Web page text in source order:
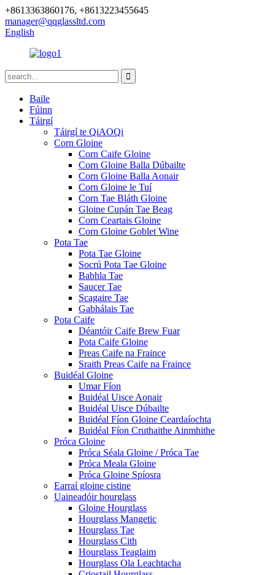
+8613363860176, +8613223455645
manager@qqglassltd.com
English
Baile
Fúinn
Táirgí
Táirgí te QiAOQi
Corn Gloine
Corn Caife Gloine
Corn Gloine Balla Dúbailte
Corn Gloine Balla Aonair
Corn Gloine le Tuí
Corn Tae Bláth Gloine
Gloine Cupán Tae Beag
Corn Ceartais Gloine
Corn Gloine Goblet Wine
Pota Tae
Pota Tae Gloine
Socrú Pota Tae Gloine
Babhla Tae
Saucer Tae
Scagaire Tae
Gabhálais Tae
Pota Caife
Déantóir Caife Brew Fuar
Pota Caife Gloine
Preas Caife na Fraince
Sraith Preas Caife na Fraince
Buidéal Gloine
Umar Fíon
Buidéal Uisce Aonair
Buidéal Uisce Dúbailte
Buidéal Fíon Gloine Ceardaíochta
Buidéal Fíon Cruthaithe Ainmhithe
Próca Gloine
Próca Séala Gloine / Próca Tae
Próca Meala Gloine
Próca Gloine Spíosra
Earraí gloine cistine
Uaineadóir hourglass
Gloine Hourglass
Hourglass Mangetic
Hourglass Tae
Hourglass Cith
Hourglass Teaglaim
Hourglass Ola Leachtacha